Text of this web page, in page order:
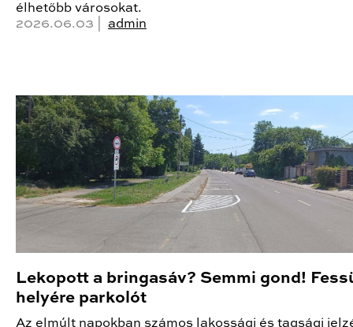
élhetőbb városokat.
2026.06.03 | admin
Lekopott a bringasáv? Semmi gond!
helyére parkolót
Az elmúlt napokban számos lakossági és tagsági